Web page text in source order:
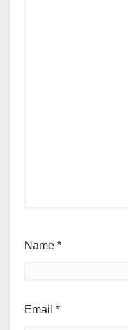
Name *
Email *